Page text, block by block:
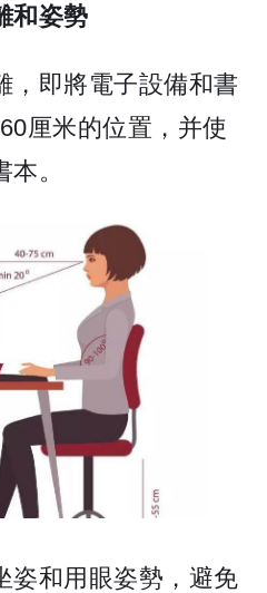
和姿勢
，即將電子設備和書
厘米的位置，并使
。
姿和用眼姿勢，避免